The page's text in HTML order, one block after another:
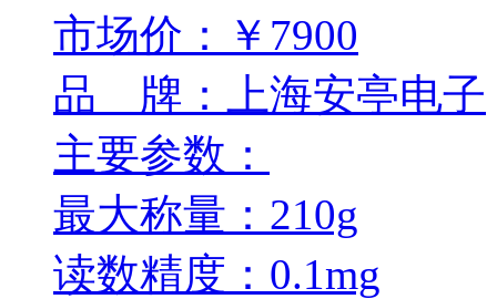
市场价：￥7900
品 牌：上海安亭电子
主要参数：
最大称量：210g
读数精度：0.1mg